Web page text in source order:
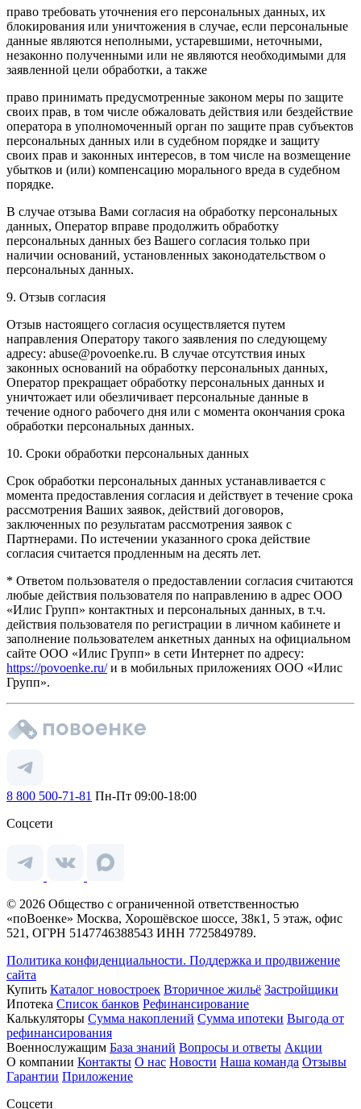
право требовать уточнения его персональных данных, их
блокирования или уничтожения в случае, если персональные
данные являются неполными, устаревшими, неточными,
незаконно полученными или не являются необходимыми для
заявленной цели обработки, а также
право принимать предусмотренные законом меры по защите
своих прав, в том числе обжаловать действия или бездействие
оператора в уполномоченный орган по защите прав субъектов
персональных данных или в судебном порядке и защиту
своих прав и законных интересов, в том числе на возмещение
убытков и (или) компенсацию морального вреда в судебном
порядке.
В случае отзыва Вами согласия на обработку персональных
данных, Оператор вправе продолжить обработку
персональных данных без Вашего согласия только при
наличии оснований, установленных законодательством о
персональных данных.
9. Отзыв согласия
Отзыв настоящего согласия осуществляется путем
направления Оператору такого заявления по следующему
адресу: abuse@povoenke.ru. В случае отсутствия иных
законных оснований на обработку персональных данных,
Оператор прекращает обработку персональных данных и
уничтожает или обезличивает персональные данные в
течение одного рабочего дня или с момента окончания срока
обработки персональных данных.
10. Сроки обработки персональных данных
Срок обработки персональных данных устанавливается с
момента предоставления согласия и действует в течение срока
рассмотрения Ваших заявок, действий договоров,
заключенных по результатам рассмотрения заявок с
Партнерами. По истечении указанного срока действие
согласия считается продленным на десять лет.
* Ответом пользователя о предоставлении согласия считаются
любые действия пользователя по направлению в адрес ООО
«Илис Групп» контактных и персональных данных, в т.ч.
действия пользователя по регистрации в личном кабинете и
заполнение пользователем анкетных данных на официальном
сайте ООО «Илис Групп» в сети Интернет по адресу:
https://povoenke.ru/и в мобильных приложениях ООО «Илис
Групп».
8 800 500-71-81 Пн-Пт 09:00-18:00
Соцсети
© 2026 Общество с ограниченной ответственностью
«поВоенке» Москва, Хорошёвское шоссе, 38к1, 5 этаж, офис
521, ОГРН 5147746388543 ИНН 7725849789.
Политика конфиденциальности. Поддержка и продвижение
сайта
Купить Каталог новостроек Вторичное жильё Застройщики
Ипотека Список банков Рефинансирование
Калькуляторы Сумма накоплений Сумма ипотеки Выгода от
рефинансирования
Военнослужащим База знаний Вопросы и ответы Акции
О компании Контакты О нас Новости Наша команда Отзывы
Гарантии Приложение
Соцсети